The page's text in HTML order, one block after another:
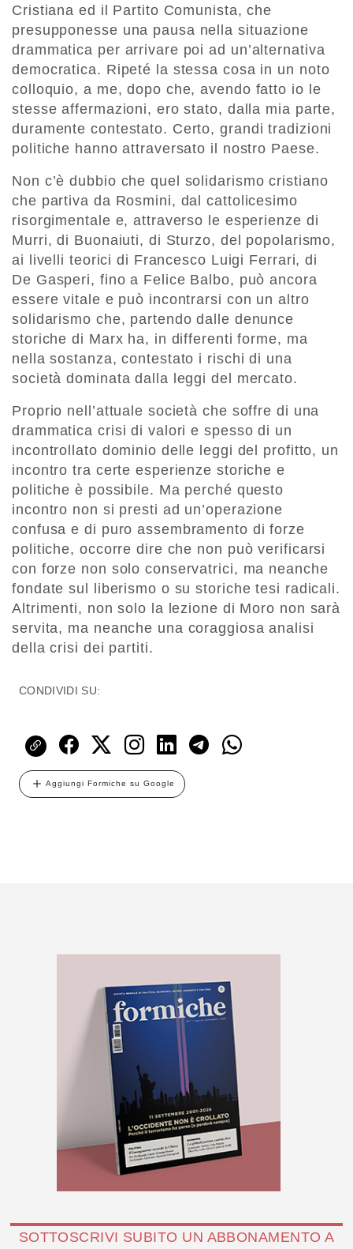
Cristiana ed il Partito Comunista, che
presupponesse una pausa nella situazione
drammatica per arrivare poi ad un’alternativa
democratica. Ripeté la stessa cosa in un noto
colloquio, a me, dopo che, avendo fatto io le
stesse affermazioni, ero stato, dalla mia parte,
duramente contestato. Certo, grandi tradizioni
politiche hanno attraversato il nostro Paese.
Non c’è dubbio che quel solidarismo cristiano
che partiva da Rosmini, dal cattolicesimo
risorgimentale e, attraverso le esperienze di
Murri, di Buonaiuti, di Sturzo, del popolarismo,
ai livelli teorici di Francesco Luigi Ferrari, di
De Gasperi, fino a Felice Balbo, può ancora
essere vitale e può incontrarsi con un altro
solidarismo che, partendo dalle denunce
storiche di Marx ha, in differenti forme, ma
nella sostanza, contestato i rischi di una
società dominata dalla leggi del mercato.
Proprio nell’attuale società che soffre di una
drammatica crisi di valori e spesso di un
incontrollato dominio delle leggi del profitto, un
incontro tra certe esperienze storiche e
politiche è possibile. Ma perché questo
incontro non si presti ad un’operazione
confusa e di puro assembramento di forze
politiche, occorre dire che non può verificarsi
con forze non solo conservatrici, ma neanche
fondate sul liberismo o su storiche tesi radicali.
Altrimenti, non solo la lezione di Moro non sarà
servita, ma neanche una coraggiosa analisi
della crisi dei partiti.
CONDIVIDI SU:
Aggiungi Formiche su Google
SOTTOSCRIVI SUBITO UN ABBONAMENTO A